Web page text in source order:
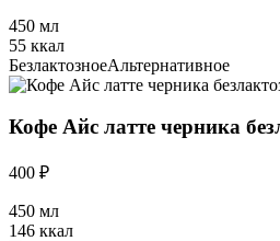
450 мл
55 ккал
БезлактозноеАльтернативное
Кофе Айс латте черника
400 ₽
450 мл
146 ккал